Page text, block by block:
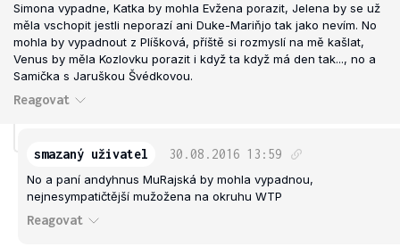
Simona vypadne, Katka by mohla Evžena porazit, Jelena by se už
měla vschopit jestli neporazí ani Duke-Mariňjo tak jako nevím. No
mohla by vypadnout z Plíšková, příště si rozmyslí na mě kašlat,
Venus by měla Kozlovku porazit i když ta když má den tak..., no a
Samička s Jaruškou Švédkovou.
Reagovat
smazaný uživatel 30.08.2016 13:59
No a paní andyhnus MuRajská by mohla vypadnou,
nejnesympatičtější mužožena na okruhu WTP
Reagovat